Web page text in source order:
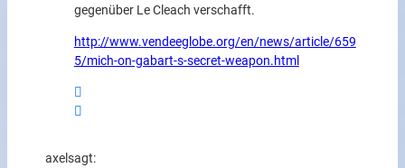
gegenüber Le Cleach verschafft.
http://www.vendeeglobe.org/en/news/article/659
5/mich-on-gabart-s-secret-weapon.html
axelsagt: